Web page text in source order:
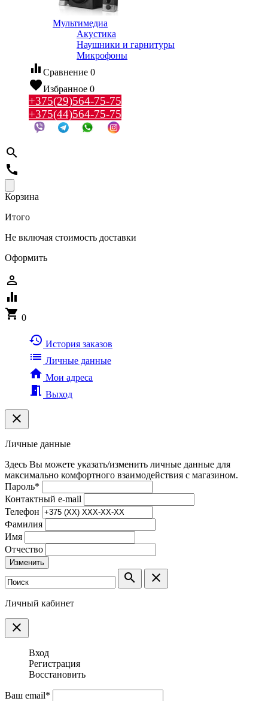
Мультимедиа
Акустика
Наушники и гарнитуры
Микрофоны
equalizer Сравнение 0
favoriteИзбранное 0
+375(29)564-75-75
+375(44)564-75-75
search
call
Корзина
Итого
Не включая стоимость доставки
Оформить
person_outline
equalizer
shopping_cart 0
history История заказов
list Личные данные
home Мои адреса
meeting_room Выход
clear
Личные данные
Здесь Вы можете указать/изменить личные данные для
максимально комфортного взаимодействия с магазином.
Пароль*
Контактный e-mail
Телефон
Фамилия
Имя
Отчество
Изменить
search clear
Личный кабинет
clear
Вход
Регистрация
Восстановить
Ваш email*